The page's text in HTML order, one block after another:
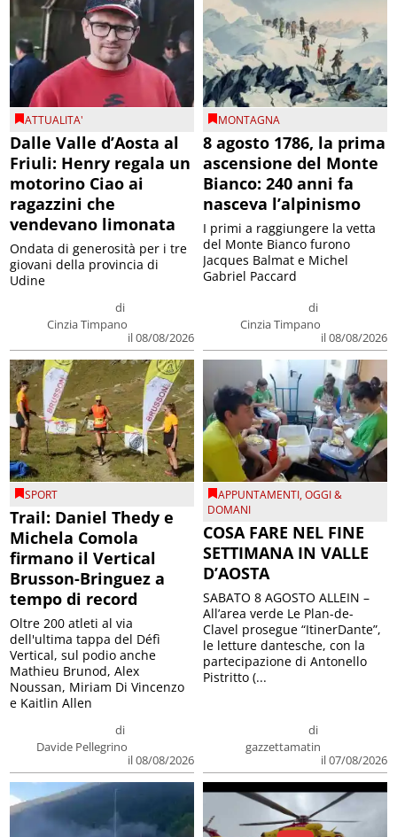
ATTUALITA'
Dalle Valle d’Aosta al
Friuli: Henry regala un
motorino Ciao ai
ragazzini che
vendevano limonata
di
Cinzia Timpano
il 08/08/2026
Ondata di generosità per i tre
giovani della provincia di
Udine
MONTAGNA
8 agosto 1786, la prima
ascensione del Monte
Bianco: 240 anni fa
nasceva l’alpinismo
di
Cinzia Timpano
il 08/08/2026
I primi a raggiungere la vetta
del Monte Bianco furono
Jacques Balmat e Michel
Gabriel Paccard
SPORT
Trail: Daniel Thedy e
Michela Comola
firmano il Vertical
Brusson-Bringuez a
tempo di record
di
Davide Pellegrino
il 08/08/2026
Oltre 200 atleti al via
dell'ultima tappa del Défì
Vertical, sul podio anche
Mathieu Brunod, Alex
Noussan, Miriam Di Vincenzo
e Kaitlin Allen
APPUNTAMENTI,OGGI &
DOMANI
COSA FARE NEL FINE
SETTIMANA IN VALLE
D’AOSTA
di
gazzettamatin
il 07/08/2026
SABATO 8 AGOSTO ALLEIN –
All’area verde Le Plan-de-
Clavel prosegue “ItinerDante”,
le letture dantesche, con la
partecipazione di Antonello
Pistritto (...